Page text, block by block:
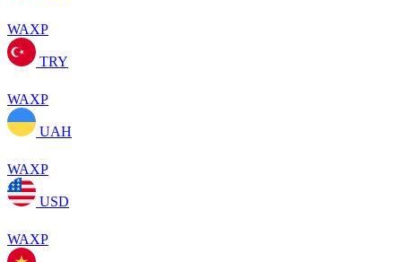
WAXP
TRY
WAXP
UAH
WAXP
USD
WAXP